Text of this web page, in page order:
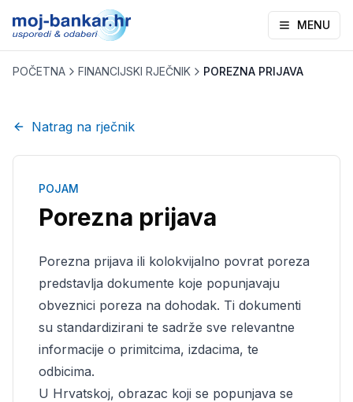
MENU
POČETNA FINANCIJSKI RJEČNIK POREZNA PRIJAVA
Natrag na rječnik
POJAM
Porezna prijava
Porezna prijava ili kolokvijalno povrat poreza
predstavlja dokumente koje popunjavaju
obveznici poreza na dohodak. Ti dokumenti
su standardizirani te sadrže sve relevantne
informacije o primitcima, izdacima, te
odbicima.
U Hrvatskoj, obrazac koji se popunjava se